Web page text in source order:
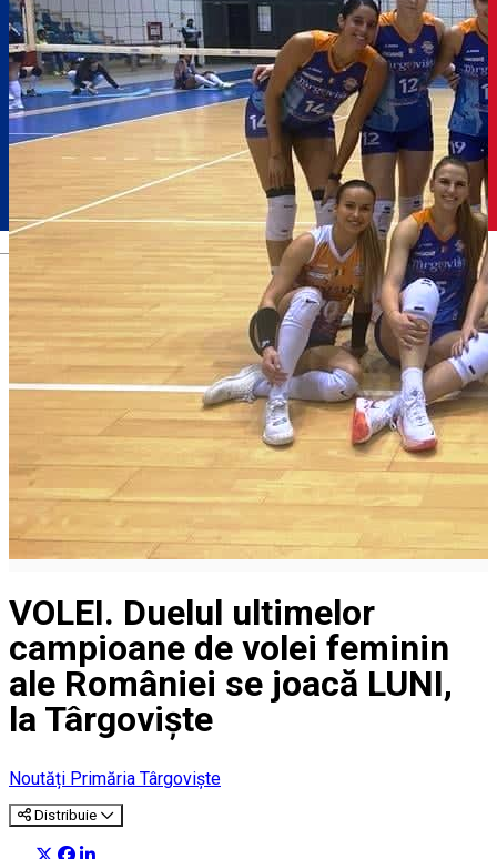
Română
VOLEI. Duelul ultimelor
campioane de volei feminin
ale României se joacă LUNI,
la Târgoviște
Noutăți Primăria Târgoviște
Distribuie